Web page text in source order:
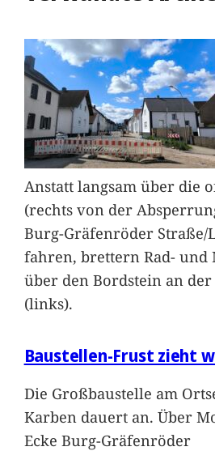
Anstatt langsam über die
(rechts von der
Burg-Gräfenröder Straße/
fahren, brettern Rad-
über den Bordstein an
(links).
Baustellen-Frust zieht
Die Großbaustelle am
Karben dauert an. Über
Ecke Burg-Gräfenröder